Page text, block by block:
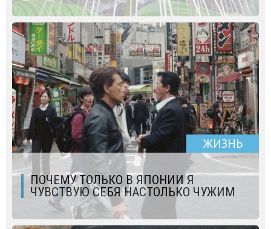
ЖИЗНЬ
ПОЧЕМУ ТОЛЬКО В ЯПОНИИ Я
ЧУВСТВУЮ СЕБЯ НАСТОЛЬКО ЧУЖИМ